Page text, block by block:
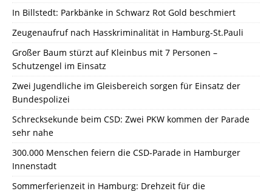
In Billstedt: Parkbänke in Schwarz Rot Gold beschmiert
Zeugenaufruf nach Hasskriminalität in Hamburg-St.Pauli
Großer Baum stürzt auf Kleinbus mit 7 Personen –
Schutzengel im Einsatz
Zwei Jugendliche im Gleisbereich sorgen für Einsatz der
Bundespolizei
Schrecksekunde beim CSD: Zwei PKW kommen der Parade
sehr nahe
300.000 Menschen feiern die CSD-Parade in Hamburger
Innenstadt
Sommerferienzeit in Hamburg: Drehzeit für die